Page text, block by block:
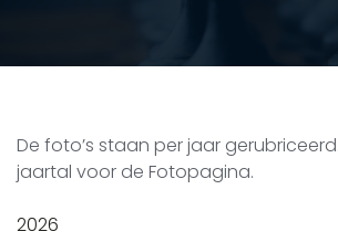
De foto’s staan per jaar
jaartal voor de Fotopagina.
2026